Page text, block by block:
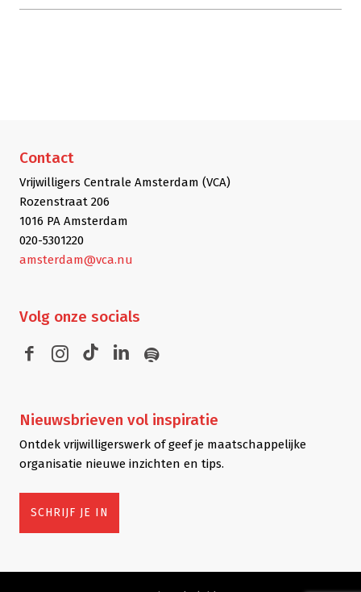
Contact
Vrijwilligers Centrale Amsterdam (VCA)
Rozenstraat 206
1016 PA Amsterdam
020-5301220
amsterdam@vca.nu
Volg onze socials
Nieuwsbrieven vol inspiratie
Ontdek vrijwilligerswerk of geef je maatschappelijke
organisatie nieuwe inzichten en tips.
SCHRIJF JE IN